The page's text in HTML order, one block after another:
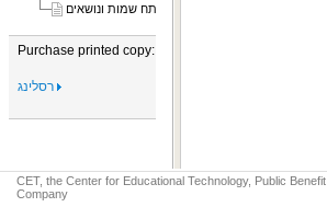
מפתח שמות ונושאים
Purchase printed copy:
CET, the Center for Educational Technology, Public Benefit
Company